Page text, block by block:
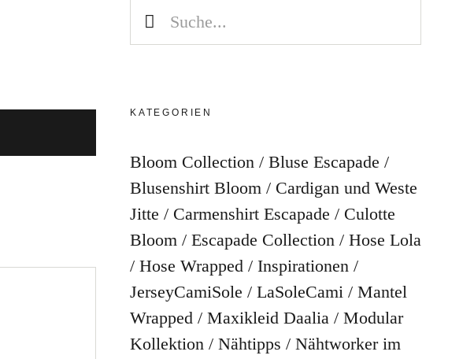
KATEGORIEN
Bloom Collection
Bluse Escapade
Blusenshirt Bloom
Cardigan und Weste
Jitte
Carmenshirt Escapade
Culotte
Bloom
Escapade Collection
Hose Lola
Hose Wrapped
Inspirationen
JerseyCamiSole
LaSoleCami
Mantel
Wrapped
Maxikleid Daalia
Modular
Kollektion
Nähtipps
Nähtworker im